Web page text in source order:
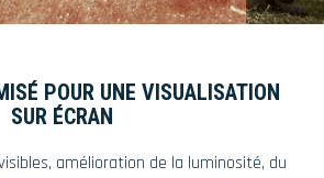
POUR UNE VISUALISATION
SUR ÉCRAN
amélioration de la luminosité, du